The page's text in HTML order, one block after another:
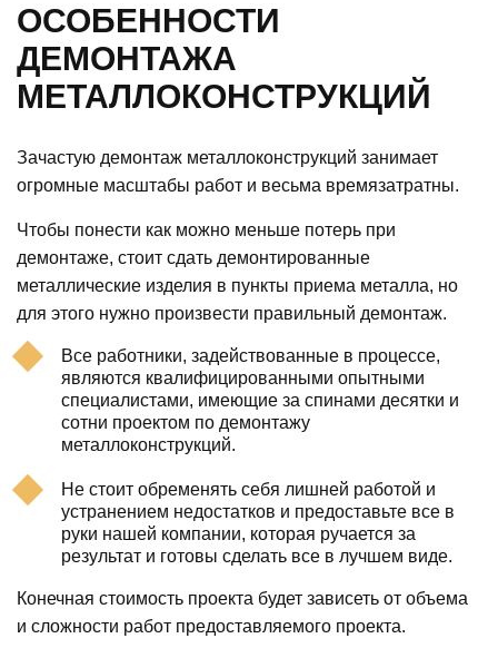
ОСОБЕННОСТИ
ДЕМОНТАЖА
МЕТАЛЛОКОНСТРУКЦИЙ
Зачастую демонтаж металлоконструкций занимает
огромные масштабы работ и весьма времязатратны.
Чтобы понести как можно меньше потерь при
демонтаже, стоит сдать демонтированные
металлические изделия в пункты приема металла, но
для этого нужно произвести правильный демонтаж.
Все работники, задействованные в процессе,
являются квалифицированными опытными
специалистами, имеющие за спинами десятки и
сотни проектом по демонтажу
металлоконструкций.
Не стоит обременять себя лишней работой и
устранением недостатков и предоставьте все в
руки нашей компании, которая ручается за
результат и готовы сделать все в лучшем виде.
Конечная стоимость проекта будет зависеть от объема
и сложности работ предоставляемого проекта.